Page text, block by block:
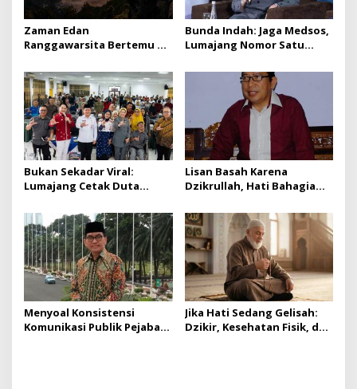
Zaman Edan
Ranggawarsita Bertemu Al-
Bunda Indah: Jaga Medsos,
Lumajang Nomor Satu
Bukan Sekadar Viral:
Lumajang Cetak Duta
Lisan Basah Karena
Dzikrullah, Hati Bahagia
Menyoal Konsistensi
Komunikasi Publik Pejabat
Jika Hati Sedang Gelisah:
Dzikir, Kesehatan Fisik, dan